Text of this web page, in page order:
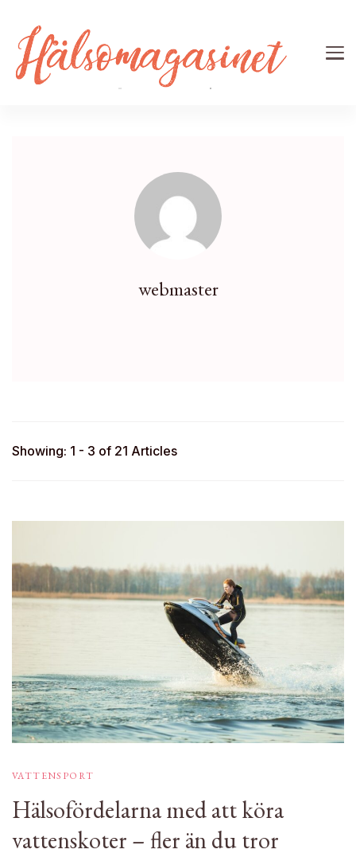
webmaster
Showing: 1 - 3 of 21 Articles
VATTENSPORT
Hälsofördelarna med att köra
vattenskoter – fler än du tror